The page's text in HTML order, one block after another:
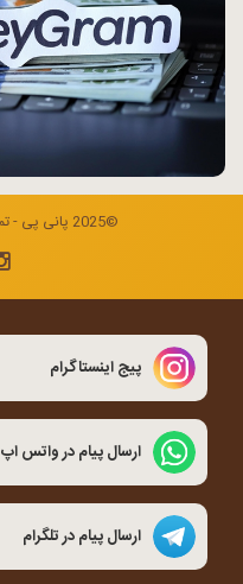
©2025 پانی پی - تمامی حقوق محفوظ می باشد.
پیج اینستاگرام
ارسال پیام در واتس اپ
ارسال پیام در تلگرام